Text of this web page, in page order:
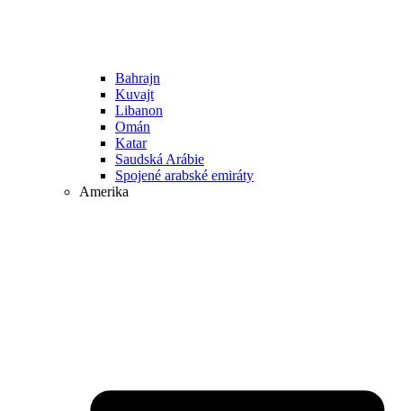
Bahrajn
Kuvajt
Libanon
Omán
Katar
Saudská Arábie
Spojené arabské emiráty
Amerika